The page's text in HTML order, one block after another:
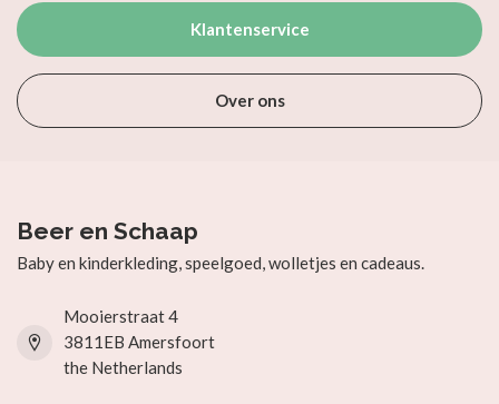
Klantenservice
Over ons
Beer en Schaap
Baby en kinderkleding, speelgoed, wolletjes en cadeaus.
Mooierstraat 4
3811EB Amersfoort
the Netherlands